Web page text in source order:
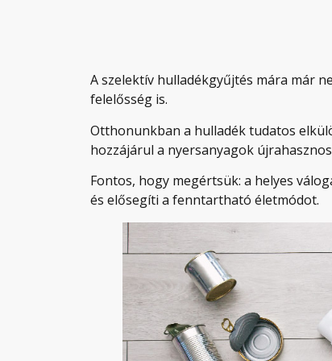
A szelektív hulladékgyűjtés mára már
felelősség is.
Otthonunkban a hulladék tudatos
hozzájárul a nyersanyagok
Fontos, hogy megértsük: a helyes
és elősegíti a fenntartható életmódot.